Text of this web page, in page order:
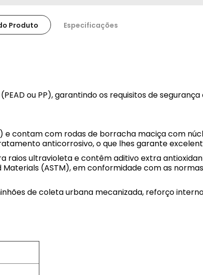
Produto Especificações
ou PP), garantindo os requisitos de
e contam com rodas de borracha maciça com
anticorrosivo, o que lhes garante
ultravioleta e contêm aditivo extra
(ASTM), em conformidade com as normas
de coleta urbana mecanizada, reforço